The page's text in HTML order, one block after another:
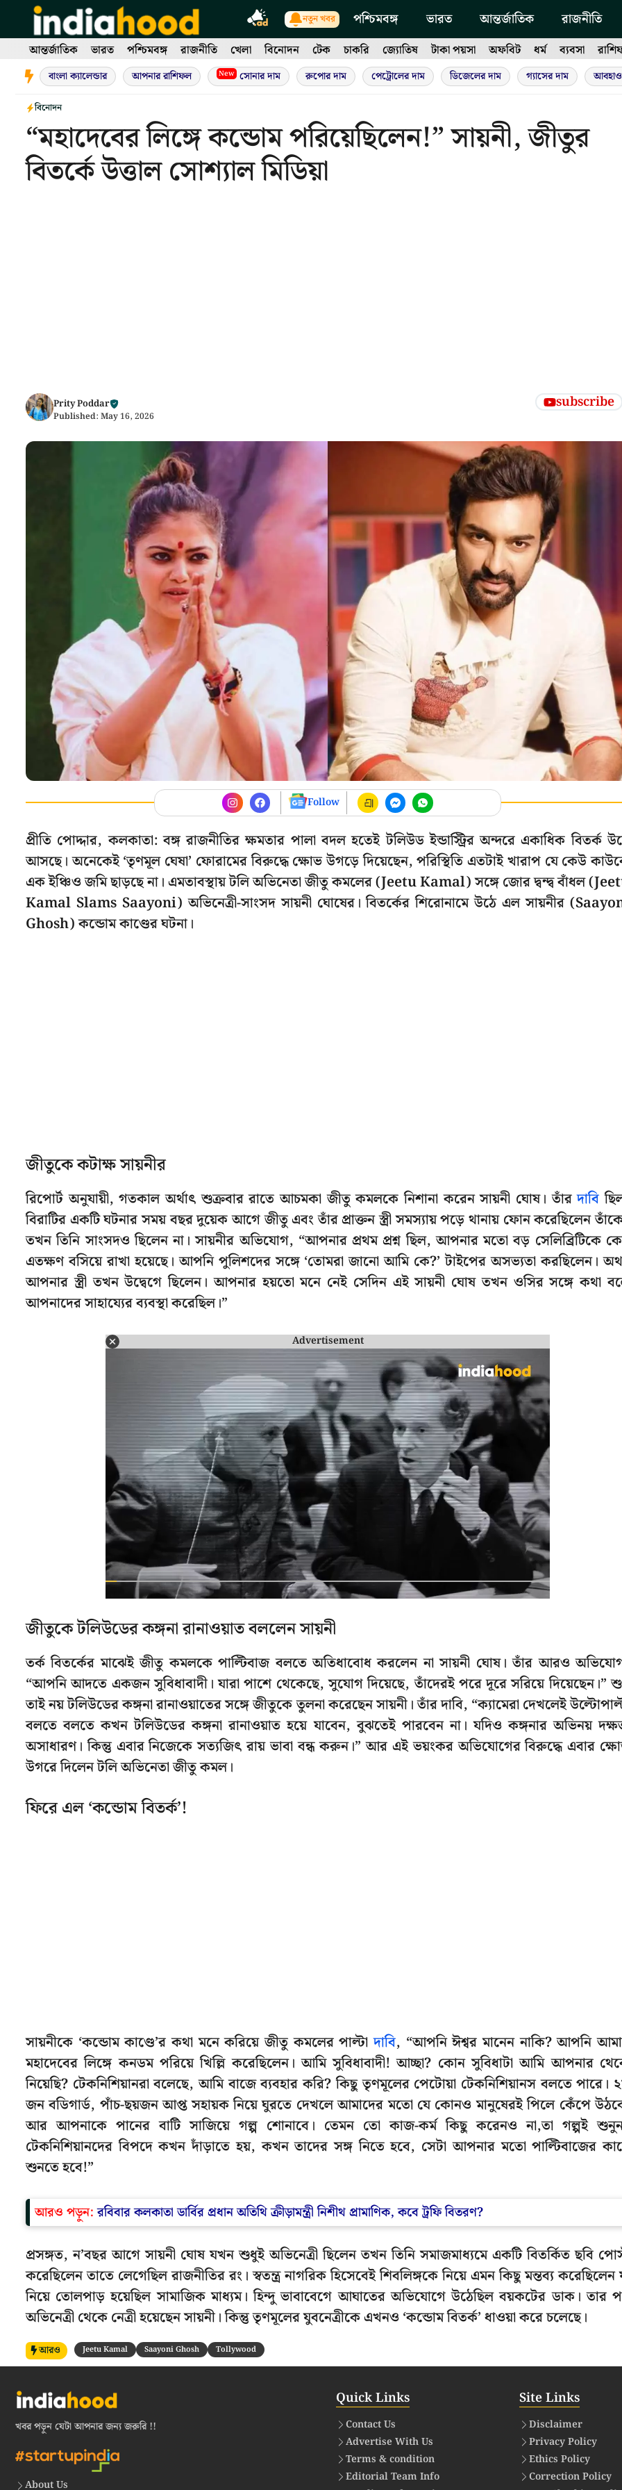
content
নতুন খবর পশ্চিমবঙ্গ ভারত আন্তর্জাতিক রাজনীতি
আন্তর্জাতিক ভারত পশ্চিমবঙ্গ রাজনীতি খেলা বিনোদন টেক চাকরি জ্যোতিষ টাকা পয়সা অফবিট ধর্ম ব্যবসা
বাংলা ক্যালেন্ডার আপনার রাশিফল New সোনার দাম রুপোর দাম পেট্রোলের দাম ডিজেলের দাম গ্যাসের দাম
বিনোদন
“মহাদেবের লিঙ্গে কন্ডোম পরিয়েছিলেন!” সায়নী, জীতুর
বিতর্কে উত্তাল সোশ্যাল মিডিয়া
Prity Poddar
Published: May 16, 2026
subscribe
Follow
প্রীতি পোদ্দার, কলকাতা: বঙ্গ রাজনীতির ক্ষমতার পালা বদল হতেই টলিউড ইন্ডাস্ট্রির অন্দরে একাধিক বিতর্ক
আসছে। অনেকেই ‘তৃণমূল ঘেষা’ ফোরামের বিরুদ্ধে ক্ষোভ উগড়ে দিয়েছেন, পরিস্থিতি এতটাই খারাপ যে কেউ
এক ইঞ্চিও জমি ছাড়ছে না। এমতাবস্থায় টলি অভিনেতা জীতু কমলের (Jeetu Kamal) সঙ্গে জোর দ্বন্দ্ব বাঁধল
Kamal Slams Saayoni) অভিনেত্রী-সাংসদ সায়নী ঘোষের। বিতর্কের শিরোনামে উঠে এল সায়নীর
Ghosh) কন্ডোম কাণ্ডের ঘটনা।
জীতুকে কটাক্ষ সায়নীর
রিপোর্ট অনুযায়ী, গতকাল অর্থাৎ শুক্রবার রাতে আচমকা জীতু কমলকে নিশানা করেন সায়নী ঘোষ। তাঁরদাবি
বিরাটির একটি ঘটনার সময় বছর দুয়েক আগে জীতু এবং তাঁর প্রাক্তন স্ত্রী সমস্যায় পড়ে থানায় ফোন করেছিলেন
তখন তিনি সাংসদও ছিলেন না। সায়নীর অভিযোগ, “আপনার প্রথম প্রশ্ন ছিল, আপনার মতো বড় সেলিব্রিটিকে
এতক্ষণ বসিয়ে রাখা হয়েছে। আপনি পুলিশদের সঙ্গে ‘তোমরা জানো আমি কে?’ টাইপের অসভ্যতা করছিলেন।
আপনার স্ত্রী তখন উদ্বেগে ছিলেন। আপনার হয়তো মনে নেই সেদিন এই সায়নী ঘোষ তখন ওসির সঙ্গে কথা
আপনাদের সাহায্যের ব্যবস্থা করেছিল।”
Advertisement
জীতুকে টলিউডের কঙ্গনা রানাওয়াত বললেন সায়নী
তর্ক বিতর্কের মাঝেই জীতু কমলকে পাল্টিবাজ বলতে অতিধাবোধ করলেন না সায়নী ঘোষ। তাঁর আরও
“আপনি আদতে একজন সুবিধাবাদী। যারা পাশে থেকেছে, সুযোগ দিয়েছে, তাঁদেরই পরে দূরে সরিয়ে দিয়েছেন।”
তাই নয় টলিউডের কঙ্গনা রানাওয়াতের সঙ্গে জীতুকে তুলনা করেছেন সায়নী। তাঁর দাবি, “ক্যামেরা দেখলেই
বলতে বলতে কখন টলিউডের কঙ্গনা রানাওয়াত হয়ে যাবেন, বুঝতেই পারবেন না। যদিও কঙ্গনার অভিনয়
অসাধারণ। কিন্তু এবার নিজেকে সত্যজিৎ রায় ভাবা বন্ধ করুন।” আর এই ভয়ংকর অভিযোগের বিরুদ্ধে এবার
উগরে দিলেন টলি অভিনেতা জীতু কমল।
ফিরে এল ‘কন্ডোম বিতর্ক’!
সায়নীকে ‘কন্ডোম কাণ্ডে’র কথা মনে করিয়ে জীতু কমলের পাল্টাদাবি, “আপনি ঈশ্বর মানেন নাকি? আপনি
মহাদেবের লিঙ্গে কনডম পরিয়ে খিল্লি করেছিলেন। আমি সুবিধাবাদী! আচ্ছা? কোন সুবিধাটা আমি আপনার
নিয়েছি? টেকনিশিয়ানরা বলেছে, আমি বাজে ব্যবহার করি? কিছু তৃণমূলের পেটোয়া টেকনিশিয়ানস বলতে পারে।
জন বডিগার্ড, পাঁচ-ছয়জন আপ্ত সহায়ক নিয়ে ঘুরতে দেখলে আমাদের মতো যে কোনও মানুষেরই পিলে কেঁপে
আর আপনাকে পানের বাটি সাজিয়ে গল্প শোনাবে। তেমন তো কাজ-কর্ম কিছু করেনও না,তা গল্পই
টেকনিশিয়ানদের বিপদে কখন দাঁড়াতে হয়, কখন তাদের সঙ্গ নিতে হবে, সেটা আপনার মতো পাল্টিবাজের
শুনতে হবে!”
আরও পড়ুন:রবিবার কলকাতা ডার্বির প্রধান অতিথি ক্রীড়ামন্ত্রী নিশীথ প্রামাণিক, কবে ট্রফি বিতরণ?
প্রসঙ্গত, ন’বছর আগে সায়নী ঘোষ যখন শুধুই অভিনেত্রী ছিলেন তখন তিনি সমাজমাধ্যমে একটি বিতর্কিত ছবি
করেছিলেন তাতে লেগেছিল রাজনীতির রং। স্বতন্ত্র নাগরিক হিসেবেই শিবলিঙ্গকে নিয়ে এমন কিছু মন্তব্য করেছিলেন
নিয়ে তোলপাড় হয়েছিল সামাজিক মাধ্যম। হিন্দু ভাবাবেগে আঘাতের অভিযোগে উঠেছিল বয়কটের ডাক। তার
অভিনেত্রী থেকে নেত্রী হয়েছেন সায়নী। কিন্তু তৃণমূলের যুবনেত্রীকে এখনও ‘কন্ডোম বিতর্ক’ ধাওয়া করে চলেছে।
আরও Jeetu Kamal Saayoni Ghosh Tollywood
খবর পড়ুন যেটা আপনার জন্য জরুরি !!
About Us
Quick Links
Contact Us
Advertise With Us
Terms & condition
Editorial Team Info
Site Links
Disclaimer
Privacy Policy
Ethics Policy
Correction Policy